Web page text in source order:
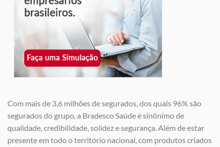
Com mais de 3,6 milhões de segurados, dos quais 96% são
segurados do grupo, a Bradesco Saúde é sinônimo de
qualidade, credibilidade, solidez e segurança. Além de estar
presente em todo o território nacional, com produtos criados